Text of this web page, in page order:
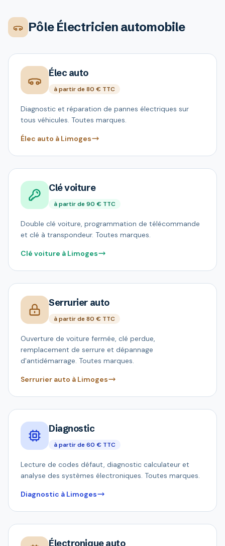
Pôle Électricien automobile
Élec auto
à partir de 80 € TTC
Diagnostic et réparation de pannes électriques sur
tous véhicules. Toutes marques.
Élec auto à Limoges
Clé voiture
à partir de 90 € TTC
Double clé voiture, programmation de télécommande
et clé à transpondeur. Toutes marques.
Clé voiture à Limoges
Serrurier auto
à partir de 80 € TTC
Ouverture de voiture fermée, clé perdue,
remplacement de serrure et dépannage
d'antidémarrage. Toutes marques.
Serrurier auto à Limoges
Diagnostic
à partir de 60 € TTC
Lecture de codes défaut, diagnostic calculateur et
analyse des systèmes électroniques. Toutes marques.
Diagnostic à Limoges
Électronique auto